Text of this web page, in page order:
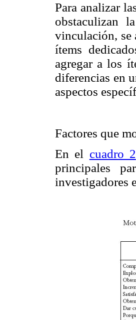
Para analizar
obstaculizan
vinculación, se
ítems
agregar a los
diferencias en
aspectos
Factores que
En el cuadro 2
principales
investigadores